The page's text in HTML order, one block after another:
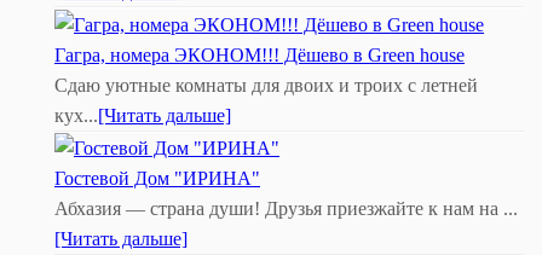
Гагра, номера ЭКОНОМ!!! Дёшево в Green house
Сдаю уютные комнаты для двоих и троих с летней
кух...[Читать дальше]
Гостевой Дом "ИРИНА"
Абхазия — страна души! Друзья приезжайте к нам на ...
[Читать дальше]